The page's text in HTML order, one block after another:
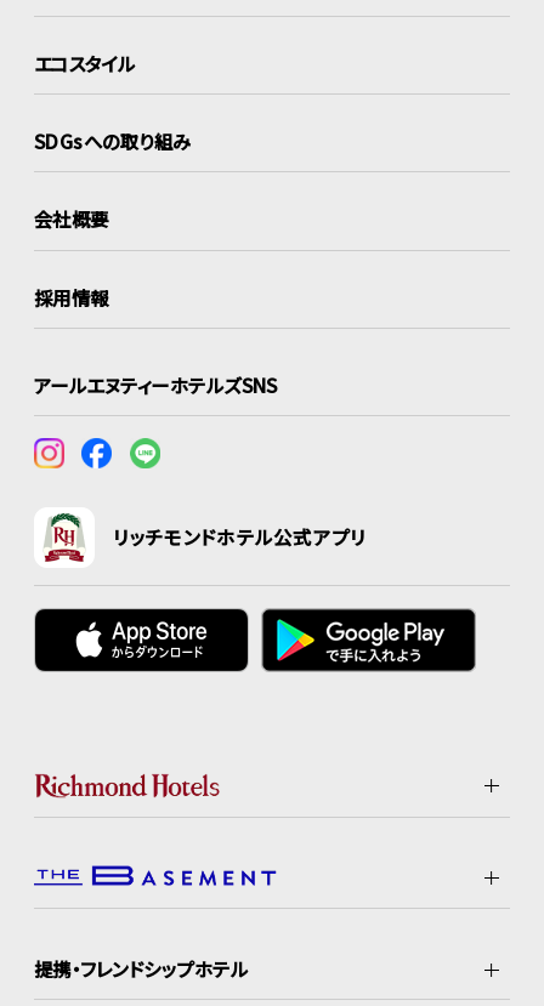
エコスタイル
SDGsへの取り組み
会社概要
採用情報
アールエヌティーホテルズSNS
リッチモンドホテル公式アプリ
提携・フレンドシップホテル